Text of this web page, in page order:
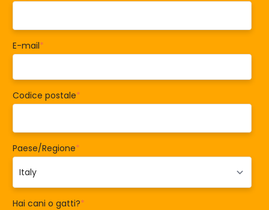
E-mail*
Codice postale*
Paese/Regione*
Hai cani o gatti?*